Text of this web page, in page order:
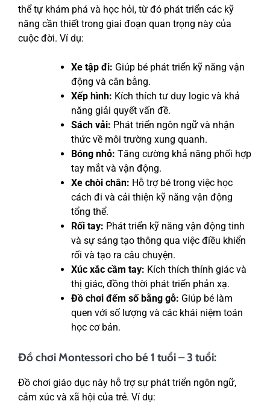
thể tự khám phá và học hỏi, từ đó phát triển các kỹ
năng cần thiết trong giai đoạn quan trọng này của
cuộc đời. Ví dụ:
Xe tập đi: Giúp bé phát triển kỹ năng vận
động và cân bằng.
Xếp hình: Kích thích tư duy logic và khả
năng giải quyết vấn đề.
Sách vải: Phát triển ngôn ngữ và nhận
thức về môi trường xung quanh.
Bóng nhỏ: Tăng cường khả năng phối hợp
tay mắt và vận động.
Xe chòi chân: Hỗ trợ bé trong việc học
cách đi và cải thiện kỹ năng vận động
tổng thể.
Rối tay: Phát triển kỹ năng vận động tinh
và sự sáng tạo thông qua việc điều khiển
rối và tạo ra câu chuyện.
Xúc xắc cầm tay: Kích thích thính giác và
thị giác, đồng thời phát triển phản xạ.
Đồ chơi đếm số bằng gỗ: Giúp bé làm
quen với số lượng và các khái niệm toán
học cơ bản.
Đồ chơi Montessori cho bé 1 tuổi – 3 tuổi:
Đồ chơi giáo dục này hỗ trợ sự phát triển ngôn ngữ,
cảm xúc và xã hội của trẻ. Ví dụ: